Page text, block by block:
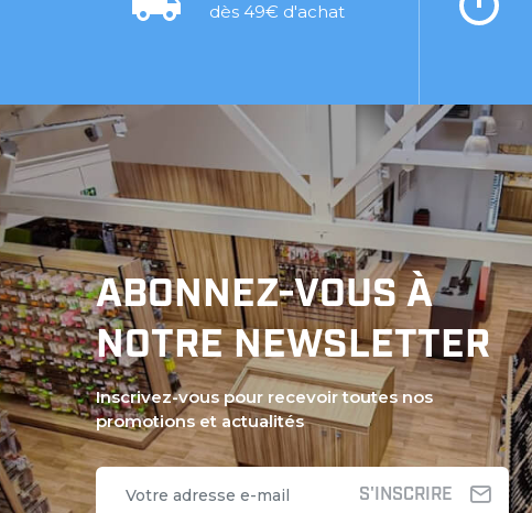
dès 49€ d'achat
ABONNEZ-VOUS À
NOTRE NEWSLETTER
Inscrivez-vous pour recevoir toutes nos
promotions et actualités
S'INSCRIRE